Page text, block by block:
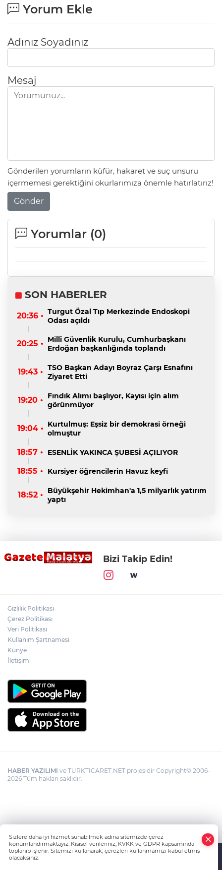
Yorum Ekle
Adınız Soyadınız
Mesaj
Gönderilen yorumların küfür, hakaret ve suç unsuru
içermemesi gerektiğini okurlarımıza önemle hatırlatırız!
Gönder
Yorumlar (0)
SON HABERLER
20:36 • Turgut Özal Tıp Merkezinde Endoskopi
Odası açıldı
20:25 • Millî Güvenlik Kurulu, Cumhurbaşkanı
Erdoğan başkanlığında toplandı
19:43 • TSO Başkan Adayı Boyraz Çarşı Esnafını
Ziyaret Etti
19:20 •
Fındık Alımı başlıyor, Kayısı için alım
görünmüyor
19:04 • Kurtulmuş: Eşsiz bir demokrasi örneği
olmuştur
18:57 • ESENLİK YAKINCA ŞUBESİ AÇILIYOR
18:55 • Kursiyer öğrencilerin Havuz keyfi
18:52 •
Büyükşehir Hekimhan'a 1,5 milyarlık yatırım
yaptı
Bizi Takip Edin!
Gizlilik Politikası
Çerez Politikası
Veri Politikası
Kullanım Şartnamesi
Künye
İletişim
HABER YAZILIMI ve TURKTICARET.NET projesidir Copyright© 2006-
2026 Tüm hakları saklıdır.
Sizlere daha iyi hizmet sunabilmek adına sitemizde çerez
konumlandırmaktayız. Kişisel verileriniz, KVKK ve GDPR kapsamında
toplanıp işlenir. Sitemizi kullanarak, çerezleri kullanmamızı kabul etmiş
olacaksınız.